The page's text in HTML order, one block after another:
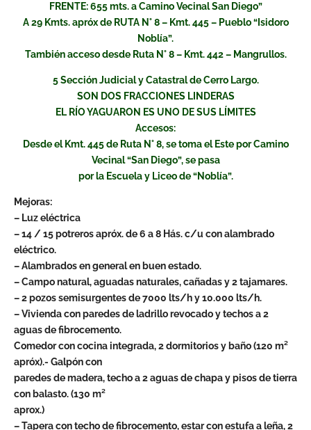
FRENTE: 655 mts. a Camino Vecinal San Diego”
A 29 Kmts. apróx de RUTA N° 8 – Kmt. 445 – Pueblo “Isidoro
Noblía”.
También acceso desde Ruta N° 8 – Kmt. 442 – Mangrullos.
5 Sección Judicial y Catastral de Cerro Largo.
SON DOS FRACCIONES LINDERAS
EL RÍO YAGUARON ES UNO DE SUS LÍMITES
Accesos:
Desde el Kmt. 445 de Ruta N° 8, se toma el Este por Camino
Vecinal “San Diego”, se pasa
por la Escuela y Liceo de “Noblía”.
Mejoras:
– Luz eléctrica
– 14 / 15 potreros apróx. de 6 a 8 Hás. c/u con alambrado
eléctrico.
– Alambrados en general en buen estado.
– Campo natural, aguadas naturales, cañadas y 2 tajamares.
– 2 pozos semisurgentes de 7000 lts/h y 10.000 lts/h.
– Vivienda con paredes de ladrillo revocado y techos a 2
aguas de fibrocemento.
Comedor con cocina integrada, 2 dormitorios y baño (120 m²
apróx).- Galpón con
paredes de madera, techo a 2 aguas de chapa y pisos de tierra
con balasto. (130 m²
aprox.)
– Tapera con techo de fibrocemento, estar con estufa a leña, 2